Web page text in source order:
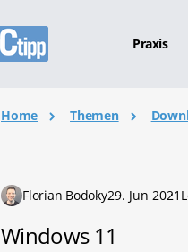
Praxis
Home Themen
Florian Bodoky29. Jun 2021
Windows 11